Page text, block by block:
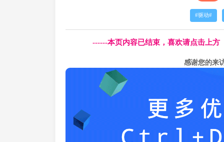
驱动
------本页内容已结束，喜欢请点击上
感谢您的来